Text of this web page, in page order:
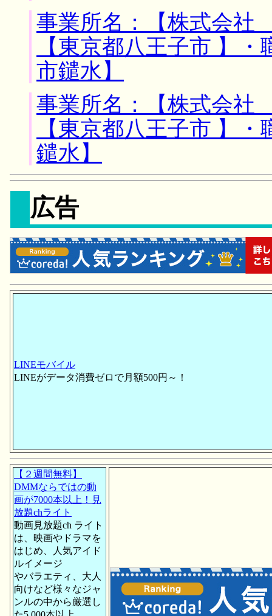
事業所名：【株式会
【東京都八王子市 】
市鑓水】
事業所名：【株式会
【東京都八王子市 】
鑓水】
広告
LINEモバイル
LINEがデータ消費ゼロで月額500円～！
【２週間無料】
DMMならではの動
画が7000本以上！見
放題chライト
動画見放題ch ライト
は、映画やドラマを
はじめ、人気アイド
ルイメージ
やバラエティ、大人
向けなど様々なジャ
ンルの中から厳選し